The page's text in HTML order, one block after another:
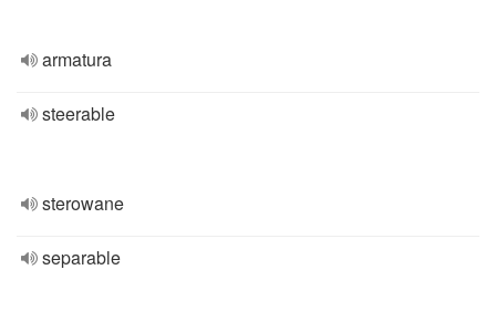
armatura
steerable
sterowane
separable